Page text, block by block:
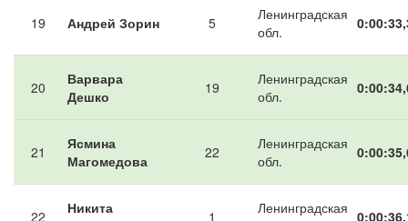
19 Андрей Зорин 5
Ленинградская
обл.
20
Варвара
Дешко
19
Ленинградская
обл.
21
Ясмина
Магомедова
22
Ленинградская
обл.
22
Никита
1
Ленинградская